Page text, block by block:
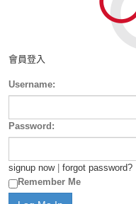
會員登入
Username:
Password:
signup now| forgot password?
Remember Me